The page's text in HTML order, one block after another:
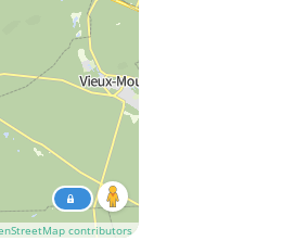
contributors